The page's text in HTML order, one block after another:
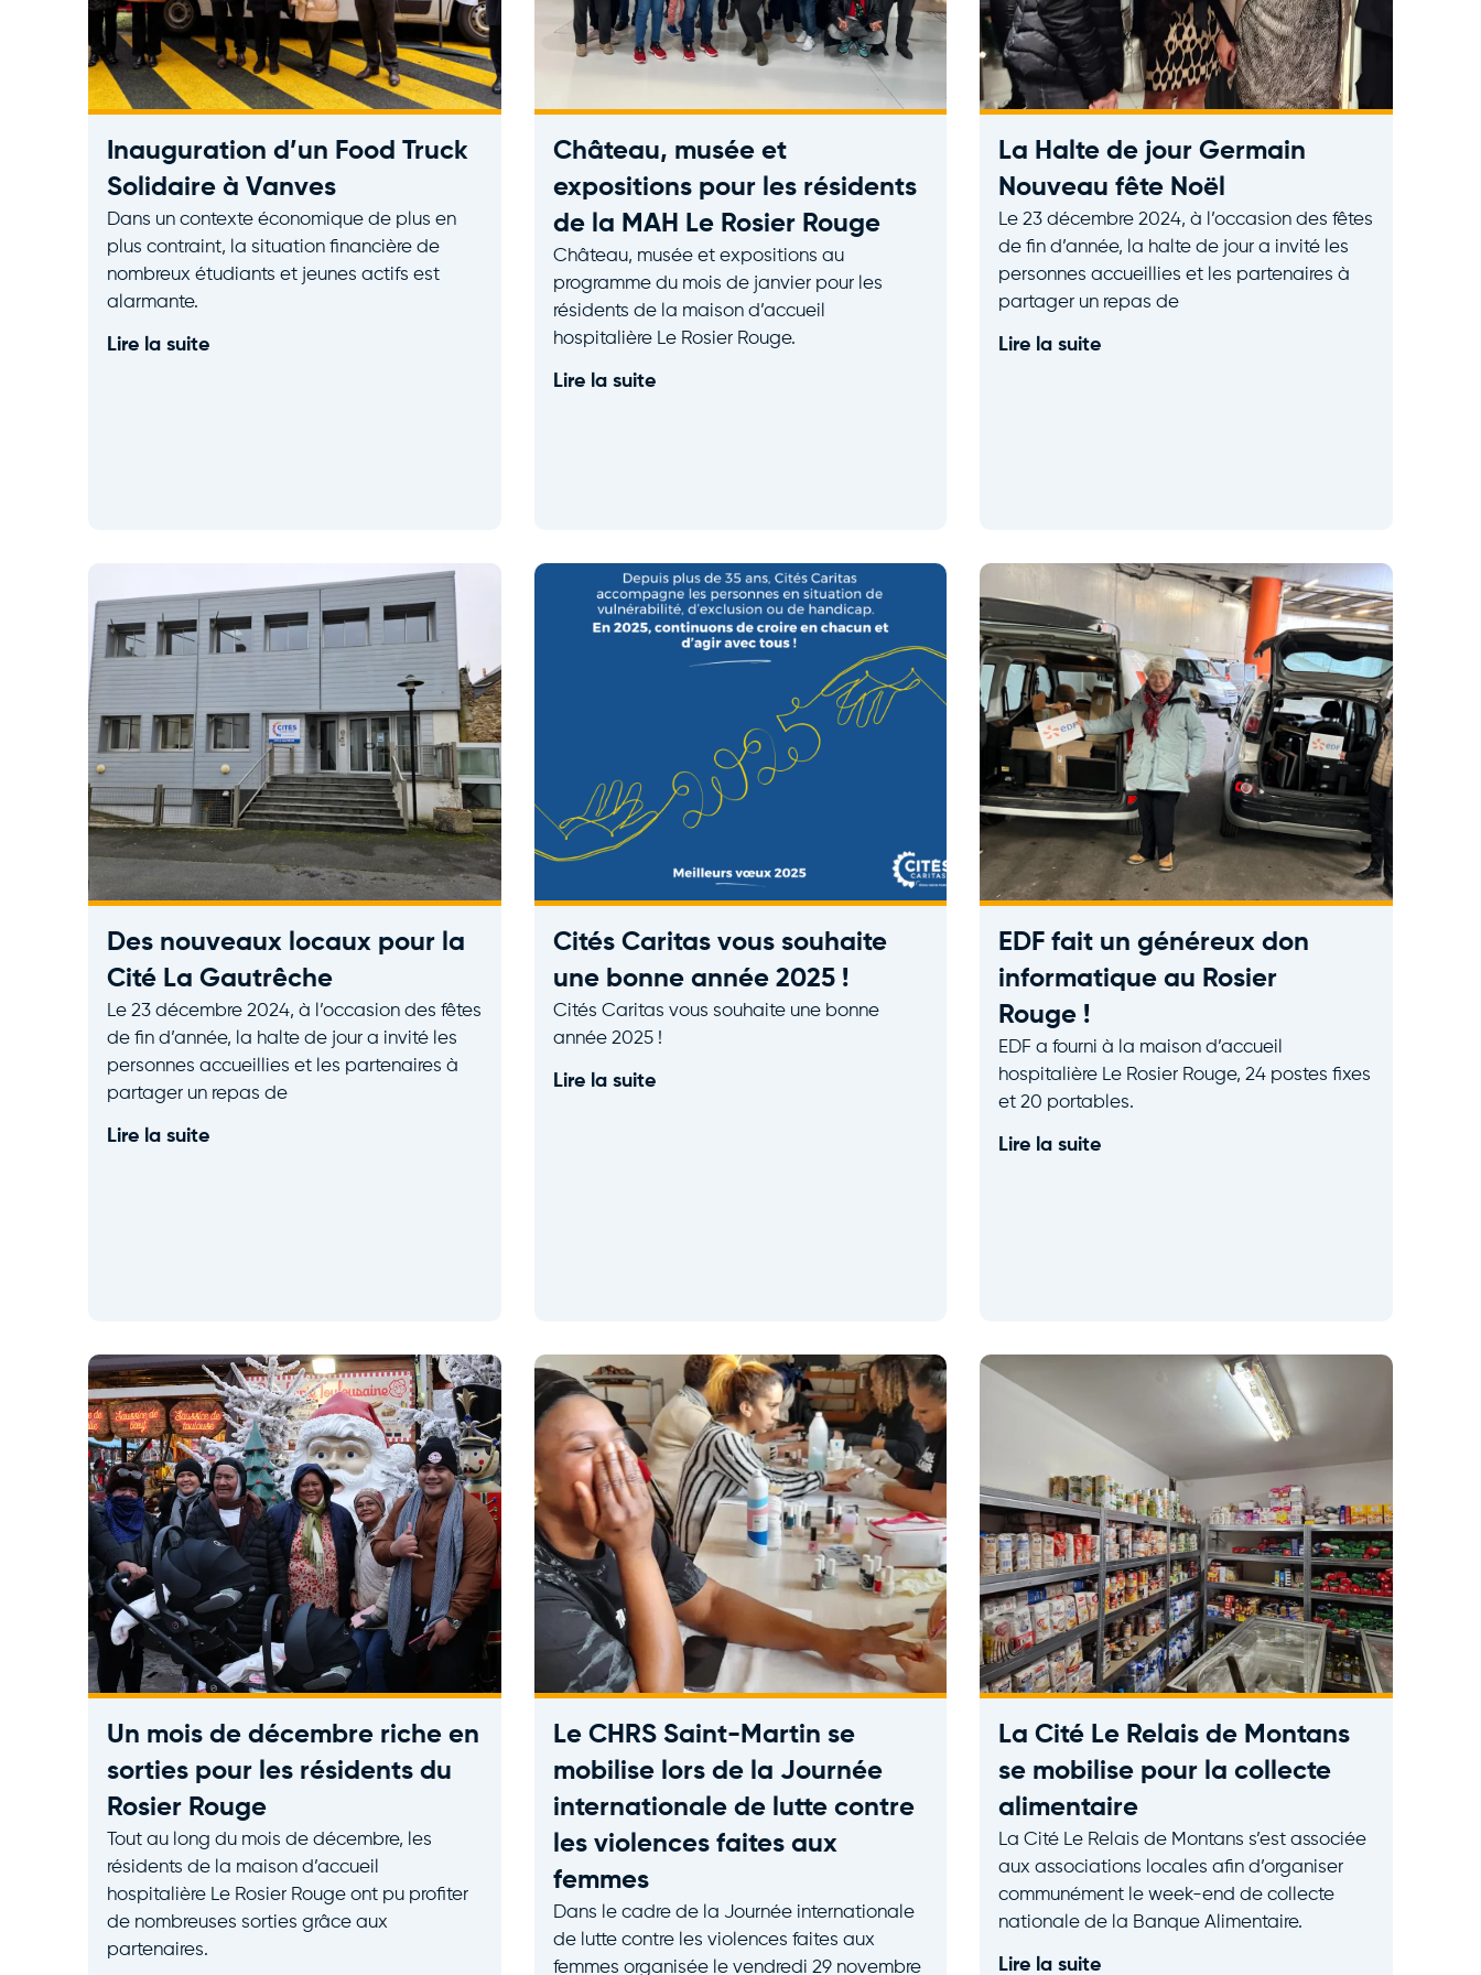
Inauguration d’un Food Truck
Solidaire à Vanves
Dans un contexte économique de plus en
plus contraint, la situation financière de
nombreux étudiants et jeunes actifs est
alarmante.
Lire la suite
Château, musée et
expositions pour les résidents
de la MAH Le Rosier Rouge
Château, musée et expositions au
programme du mois de janvier pour les
résidents de la maison d’accueil
hospitalière Le Rosier Rouge.
Lire la suite
La Halte de jour Germain
Nouveau fête Noël
Le 23 décembre 2024, à l’occasion des fêtes
de fin d’année, la halte de jour a invité les
personnes accueillies et les partenaires à
partager un repas de
Lire la suite
Des nouveaux locaux pour la
Cité La Gautrêche
Le 23 décembre 2024, à l’occasion des fêtes
de fin d’année, la halte de jour a invité les
personnes accueillies et les partenaires à
partager un repas de
Lire la suite
Cités Caritas vous souhaite
une bonne année 2025 !
Cités Caritas vous souhaite une bonne
année 2025 !
Lire la suite
EDF fait un généreux don
informatique au Rosier
Rouge !
EDF a fourni à la maison d’accueil
hospitalière Le Rosier Rouge, 24 postes fixes
et 20 portables.
Lire la suite
Un mois de décembre riche en
sorties pour les résidents du
Rosier Rouge
Tout au long du mois de décembre, les
résidents de la maison d’accueil
hospitalière Le Rosier Rouge ont pu profiter
de nombreuses sorties grâce aux
partenaires.
Le CHRS Saint-Martin se
mobilise lors de la Journée
internationale de lutte contre
les violences faites aux
femmes
Dans le cadre de la Journée internationale
de lutte contre les violences faites aux
femmes organisée le vendredi 29 novembre
La Cité Le Relais de Montans
se mobilise pour la collecte
alimentaire
La Cité Le Relais de Montans s’est associée
aux associations locales afin d’organiser
communément le week-end de collecte
nationale de la Banque Alimentaire.
Lire la suite